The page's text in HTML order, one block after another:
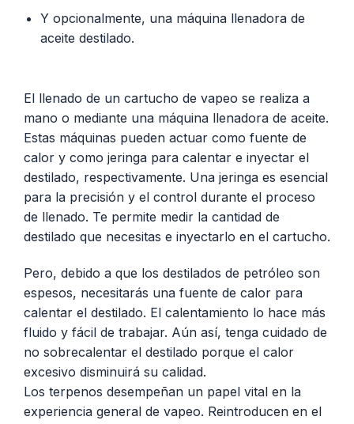
Y opcionalmente, una máquina llenadora de
aceite destilado.
El llenado de un cartucho de vapeo se realiza a
mano o mediante una máquina llenadora de aceite.
Estas máquinas pueden actuar como fuente de
calor y como jeringa para calentar e inyectar el
destilado, respectivamente. Una jeringa es esencial
para la precisión y el control durante el proceso
de llenado. Te permite medir la cantidad de
destilado que necesitas e inyectarlo en el cartucho.
Pero, debido a que los destilados de petróleo son
espesos, necesitarás una fuente de calor para
calentar el destilado. El calentamiento lo hace más
fluido y fácil de trabajar. Aún así, tenga cuidado de
no sobrecalentar el destilado porque el calor
excesivo disminuirá su calidad.
Los terpenos desempeñan un papel vital en la
experiencia general de vapeo. Reintroducen en el